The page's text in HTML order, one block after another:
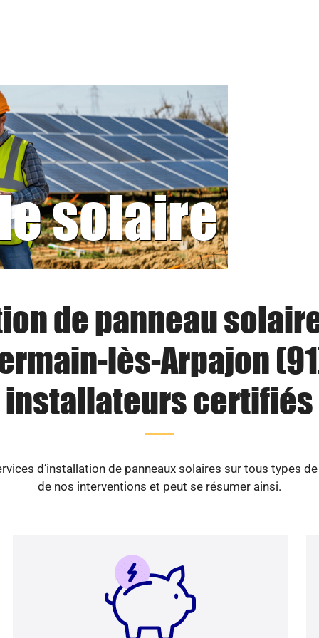
solaire
de panneau
lès-Arpajon
installateurs certifiés
d’installation de panneaux solaires sur tous types
de nos interventions et peut se résumer ainsi.